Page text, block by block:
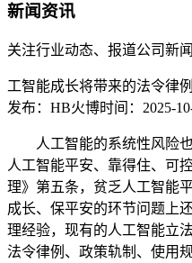
新闻资讯
关注行业动态、报道公司新闻
工智能成长将带来的法令律
发布：HB火博时间：2025-
人工智能的系统性风险也
人工智能平安、靠得住、可
理》第五条，贫乏人工智能
成长、保平安的环节问题上
理经验，现有的人工智能立
法令律例、政策轨制、使用